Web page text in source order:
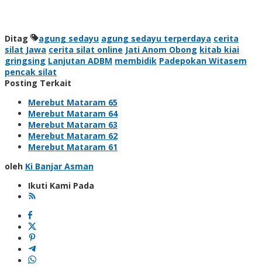
Ditag agung sedayu agung sedayu terperdaya cerita
silat Jawa cerita silat online Jati Anom Obong kitab kiai
gringsing Lanjutan ADBM membidik Padepokan Witasem
pencak silat
Posting Terkait
Merebut Mataram 65
Merebut Mataram 64
Merebut Mataram 63
Merebut Mataram 62
Merebut Mataram 61
oleh Ki Banjar Asman
Ikuti Kami Pada